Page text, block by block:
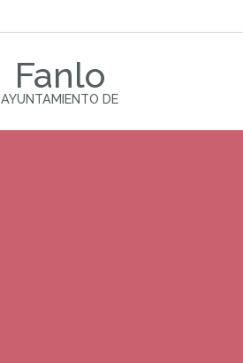
Fanlo
AYUNTAMIENTO DE